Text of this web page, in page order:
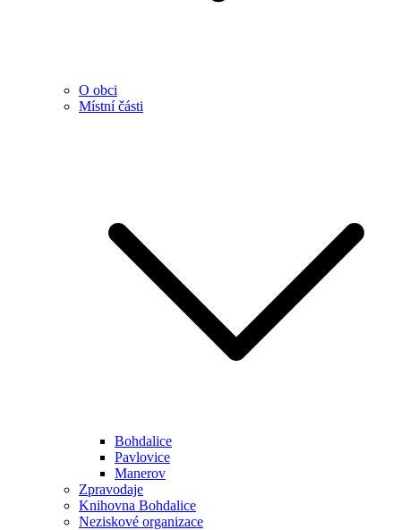
O obci
Místní části
Bohdalice
Pavlovice
Manerov
Zpravodaje
Knihovna Bohdalice
Neziskové organizace